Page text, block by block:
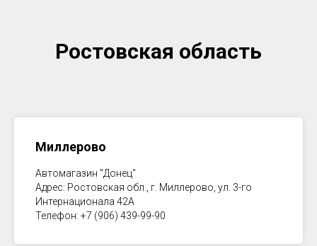
Ростовская область
Миллерово
Автомагазин "Донец"
Адрес: Ростовская обл., г. Миллерово, ул. 3-го
Интернационала 42А
Телефон: +7 (906) 439-99-90